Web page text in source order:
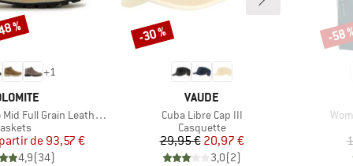
+1
Full Grain Leather Evo
group
Prix
Prix réduit
de 93,57 €
4,9(34)
%
MARQUE
VAUDE
Article
Cuba Libre Cap III
Product group
Casquette
Prix
29,95 €Prix réduit
20,97 €
3,0(2)
Remise
-30 % -58